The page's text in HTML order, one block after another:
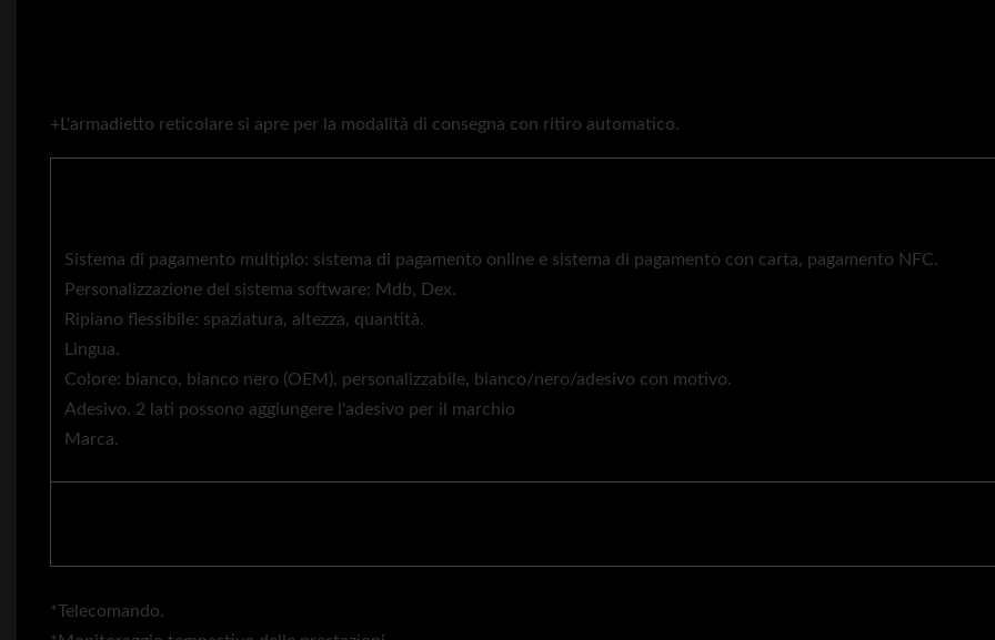
+L'armadietto reticolare si apre per la modalità di consegna con ritiro automatico.
Sistema di pagamento multiplo: sistema di pagamento online e sistema di pagamento con carta, pagamento NFC.
Personalizzazione del sistema software: Mdb, Dex.
Ripiano flessibile: spaziatura, altezza, quantità.
Lingua.
Colore: bianco, bianco nero (OEM), personalizzabile, bianco/nero/adesivo con motivo.
Adesivo. 2 lati possono aggiungere l'adesivo per il marchio
Marca.
*Telecomando.